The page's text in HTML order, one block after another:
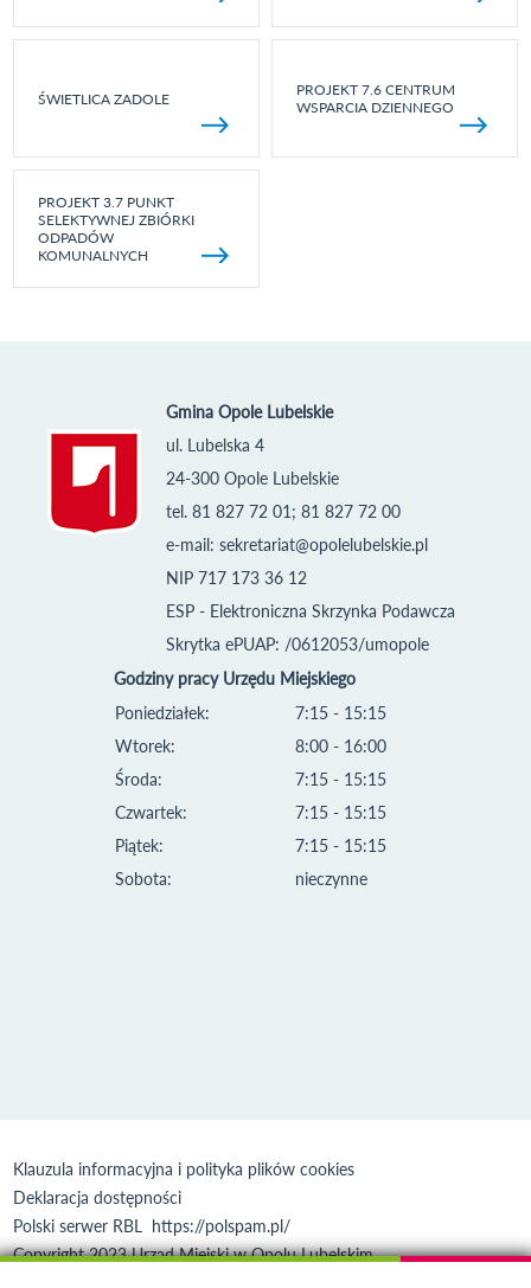
ŚWIETLICA ZADOLE
PROJEKT 7.6 CENTRUM
WSPARCIA DZIENNEGO
PROJEKT 3.7 PUNKT
SELEKTYWNEJ ZBIÓRKI
ODPADÓW
KOMUNALNYCH
Gmina Opole Lubelskie
ul. Lubelska 4
24-300 Opole Lubelskie
tel. 81 827 72 01; 81 827 72 00
e-mail: sekretariat@opolelubelskie.pl
NIP 717 173 36 12
ESP - Elektroniczna Skrzynka Podawcza
Skrytka ePUAP: /0612053/umopole
Godziny pracy Urzędu Miejskiego
Poniedziałek:
Wtorek:
Środa:
Czwartek:
Piątek:
Sobota:
7:15 - 15:15
8:00 - 16:00
7:15 - 15:15
7:15 - 15:15
7:15 - 15:15
nieczynne
Klauzula informacyjna i polityka plików cookies
Deklaracja dostępności
Polski serwer RBL https://polspam.pl/
Copyright 2023 Urząd Miejski w Opolu Lubelskim